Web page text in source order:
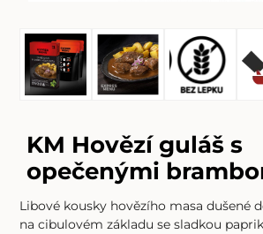
KM Hovězí guláš s
opečenými
Libové kousky hovězího masa dušené
na cibulovém základu se sladkou